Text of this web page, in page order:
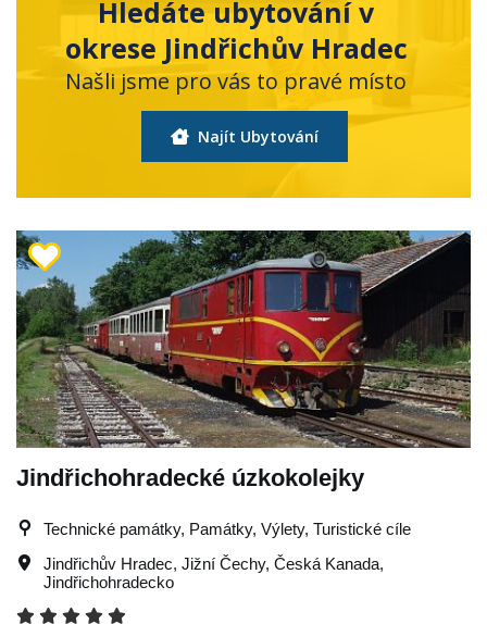
Hledáte ubytování v
okrese Jindřichův Hradec
Našli jsme pro vás to pravé místo
Najít Ubytování
Jindřichohradecké úzkokolejky
Technické památky, Památky, Výlety, Turistické cíle
Jindřichův Hradec, Jižní Čechy, Česká Kanada,
Jindřichohradecko